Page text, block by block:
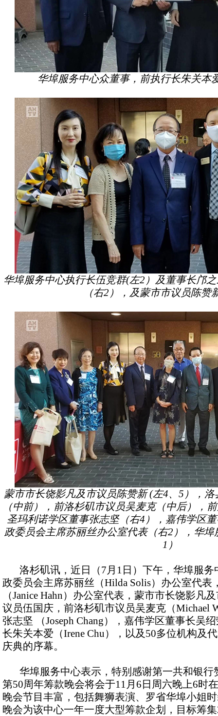
华埠服务中心众董事，前执行长朱关本
华埠服务中心执行长伍竞群(左2）及董事长邝
（右2），及蒙市市议员陈赞
蒙市市长饶影凡及市议员陈赞新 (左4、5），
（中前），前洛杉矶市议员吴麦克（中后），
圣玛利诺学区董事张志坚（右4），嘉伟学区
政委员会主席苏丽丝办公室代表（右2），华
1）
洛杉矶讯，近日（7月1日）下午，华埠服务
政委员会主席苏丽丝（Hilda Solis）办公室代表
（Janice Hahn）办公室代表，蒙市市长饶影凡
议员伍国庆，前洛杉矶市议员吴麦克（Michael
张志坚 （Joseph Chang），嘉伟学区董事长吴
长朱关本爱（Irene Chu），以及50多位机构及
庆典的序幕。
华埠服务中心表示，特别感谢第一共和银行
第50周年筹款晚会将会于11月6日周六晚上6时
晚会节目丰富，包括舞狮表演、罗省华埠小姐
晚会为该中心一年一度大型筹款企划，目标筹